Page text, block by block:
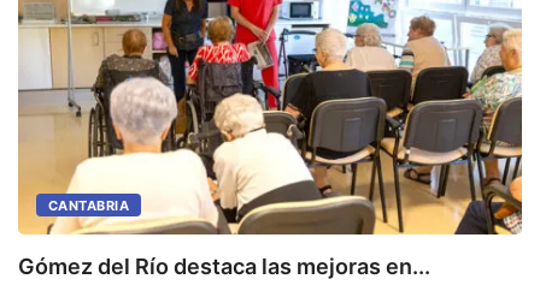
CANTABRIA
Gómez del Río destaca las mejoras en...